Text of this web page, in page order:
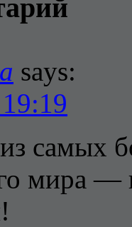
says:
самых
мира —